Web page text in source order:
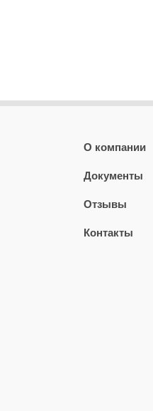
О компании
Документы
Отзывы
Контакты